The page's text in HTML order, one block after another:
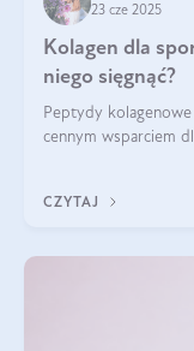
23 cze 2025
Kolagen dla
niego sięgnąć?
Peptydy
cennym wsparciem
CZYTAJ